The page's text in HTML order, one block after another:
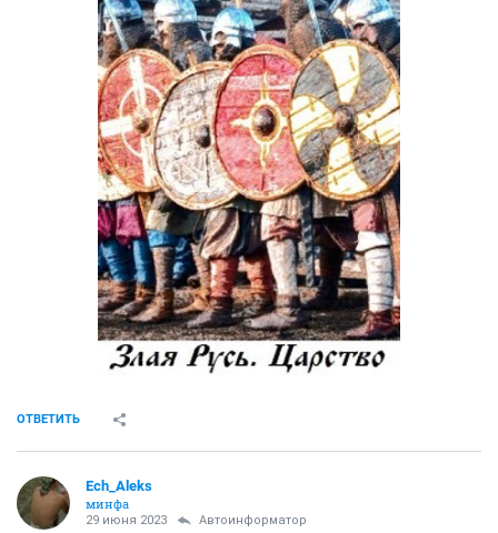
ОТВЕТИТЬ
Ech_Aleks
минфа
29 июня 2023 Автоинформатор